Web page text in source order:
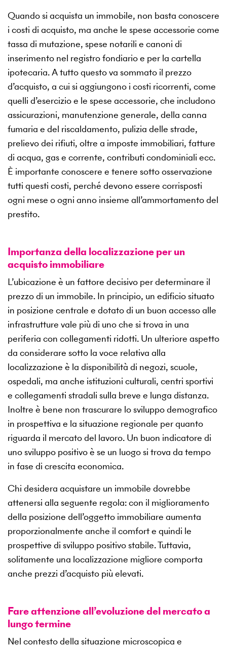
Quando si acquista un immobile, non basta conoscere
i costi di acquisto, ma anche le spese accessorie come
tassa di mutazione, spese notarili e canoni di
inserimento nel registro fondiario e per la cartella
ipotecaria. A tutto questo va sommato il prezzo
d’acquisto, a cui si aggiungono i costi ricorrenti, come
quelli d’esercizio e le spese accessorie, che includono
assicurazioni, manutenzione generale, della canna
fumaria e del riscaldamento, pulizia delle strade,
prelievo dei rifiuti, oltre a imposte immobiliari, fatture
di acqua, gas e corrente, contributi condominiali ecc.
È importante conoscere e tenere sotto osservazione
tutti questi costi, perché devono essere corrisposti
ogni mese o ogni anno insieme all’ammortamento del
prestito.
Importanza della localizzazione per un
acquisto immobiliare
L’ubicazione è un fattore decisivo per determinare il
prezzo di un immobile. In principio, un edificio situato
in posizione centrale e dotato di un buon accesso alle
infrastrutture vale più di uno che si trova in una
periferia con collegamenti ridotti. Un ulteriore aspetto
da considerare sotto la voce relativa alla
localizzazione è la disponibilità di negozi, scuole,
ospedali, ma anche istituzioni culturali, centri sportivi
e collegamenti stradali sulla breve e lunga distanza.
Inoltre è bene non trascurare lo sviluppo demografico
in prospettiva e la situazione regionale per quanto
riguarda il mercato del lavoro. Un buon indicatore di
uno sviluppo positivo è se un luogo si trova da tempo
in fase di crescita economica.
Chi desidera acquistare un immobile dovrebbe
attenersi alla seguente regola: con il miglioramento
della posizione dell’oggetto immobiliare aumenta
proporzionalmente anche il comfort e quindi le
prospettive di sviluppo positivo stabile. Tuttavia,
solitamente una localizzazione migliore comporta
anche prezzi d’acquisto più elevati.
Fare attenzione all’evoluzione del mercato a
lungo termine
Nel contesto della situazione microscopica e